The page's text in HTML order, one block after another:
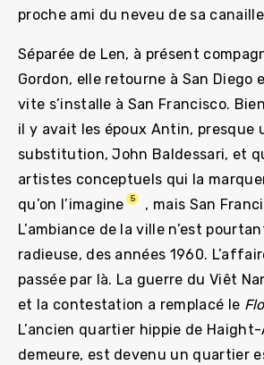
proche ami du neveu de sa
Séparée de Len, à présent
Gordon, elle retourne à San Diego
vite s’installe à San Francisco.
il y avait les époux Antin, presque
substitution, John Baldessari, et
artistes conceptuels qui la
qu’on l’imagine
5
, mais San
L’ambiance de la ville n’est
radieuse, des années 1960.
passée par là. La guerre du Viêt
et la contestation a remplacé le
L’ancien quartier hippie de
demeure, est devenu un quartier